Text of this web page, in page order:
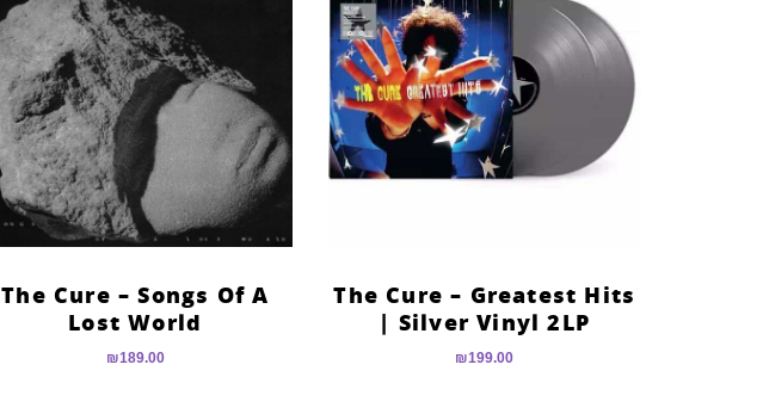
The Cure – Greatest Hits
| Silver Vinyl 2LP
₪199.00
The Cure – Songs Of A
Lost World
₪189.00